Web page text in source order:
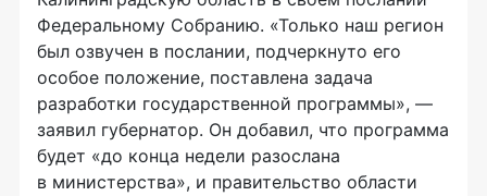
Федеральному Собранию. «Только наш регион
был озвучен в послании, подчеркнуто его
особое положение, поставлена задача
разработки государственной программы», —
заявил губернатор. Он добавил, что программа
будет «до конца недели разослана
в министерства», и правительство области